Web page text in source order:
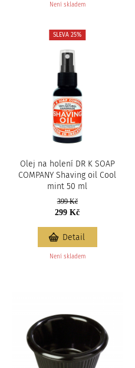
Není skladem
Olej na holení DR K SOAP
COMPANY Shaving oil Cool
mint 50 ml
SLEVA 25%
399 Kč
299 Kč
Není skladem
Detail